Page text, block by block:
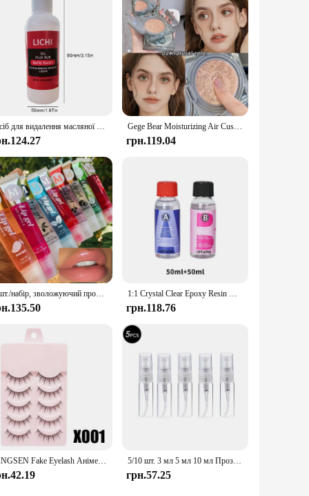
are a blend of style and functionality that caters to the
their favorite toys without any hassle. The sleek design
or bulky stuffed animals, these bags have got you
playdates. The robust construction of the bags ensures
to see the contents of the bags, which can be
with high-quality storage solutions. The bags are
the Clear Toy Bags set, you're investing in a product
Засіб для видалення масляної плівки автомобільного скла Дошка для чищення скла Гідрофобне покриття скла для лобового скла Прозоре вікно Інструмент для автоматичного деталізації Gege Bear Moisturizing Air Cushion Cream Light Natural Clear Liquid Foundation Освітлює тон шкіри Air Cushion BB Cream
грн.119.04
6 шт./набір, зволожуючий прозорий блиск для губ, VE, шипшина, аргана, м’ятило, смак кокоса, напівпрозорі олії для губ, подарунок S 1:1 Crystal Clear Epoxy Resin Kit High Gloss & Bubbles Free Art Resin Supplies for Coating and Casting Craft DIY Jewelry Making
грн.118.76
DINGSEN Fake Eyelash Аніме Lashes 5 пар Little Devil Eyelashes Natural Daily Makeup Manga Eyelashes Clear Band Eyelashes 5/10 шт. 3 мл 5 мл 10 мл Прозора міні скляна пляшка для парфумів Порожня пляшка для косметики Пробірка для зразків Тонкі скляні флакони
грн.57.25